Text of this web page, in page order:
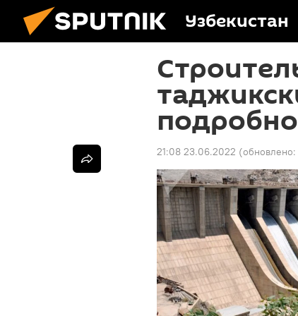
Узбекистан
21:08 23.06.2022 (обновлено: